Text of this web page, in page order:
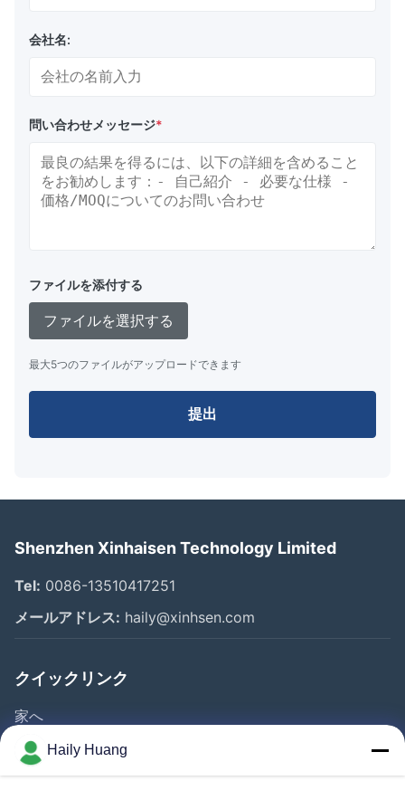
会社名:
問い合わせメッセージ*
ファイルを添付する
ファイルを選択する
最大5つのファイルがアップロードできます
提出
Shenzhen Xinhaisen Technology Limited
Tel: 0086-13510417251
メールアドレス: haily@xinhsen.com
クイックリンク
家へ
製品
ビデオ
Haily Huang